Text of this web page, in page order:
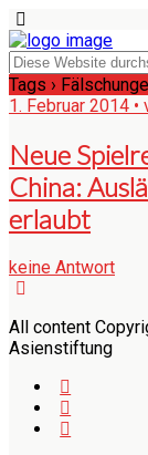
Tags ›
1. Februar 2014
Neue
China:
erlaubt
keine Antwort
All content
Asienstiftung